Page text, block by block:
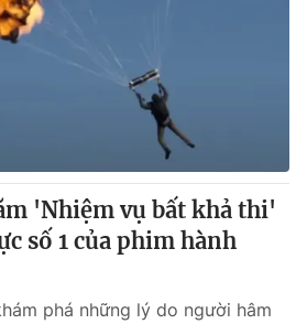
'Nhiệm vụ bất khả thi'
số 1 của phim hành
phá những lý do người hâm